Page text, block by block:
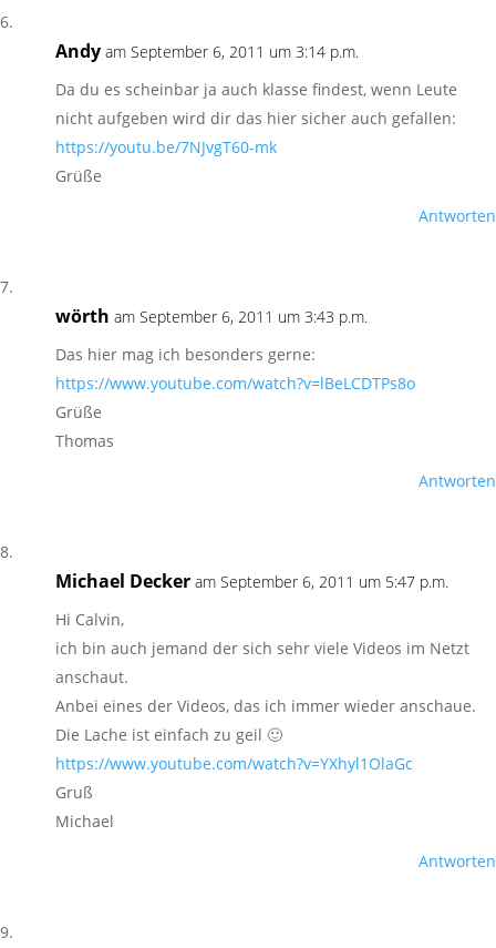
Andy am September 6, 2011 um 3:14 p.m.
Da du es scheinbar ja auch klasse findest, wenn Leute
nicht aufgeben wird dir das hier sicher auch gefallen:
https://youtu.be/7NJvgT60-mk
Grüße
Antworten
wörth am September 6, 2011 um 3:43 p.m.
Das hier mag ich besonders gerne:
https://www.youtube.com/watch?v=lBeLCDTPs8o
Grüße
Thomas
Antworten
Michael Decker am September 6, 2011 um 5:47 p.m.
Hi Calvin,
ich bin auch jemand der sich sehr viele Videos im Netzt
anschaut.
Anbei eines der Videos, das ich immer wieder anschaue.
Die Lache ist einfach zu geil 🙂
https://www.youtube.com/watch?v=YXhyl1OlaGc
Gruß
Michael
Antworten